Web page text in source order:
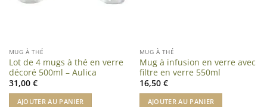
MUG À THÉ
Lot de 4 mugs à thé en verre
décoré 500ml – Aulica
31,00 €
AJOUTER AU PANIER
MUG À THÉ
Mug à infusion en verre avec
filtre en verre 550ml
16,50 €
AJOUTER AU PANIER